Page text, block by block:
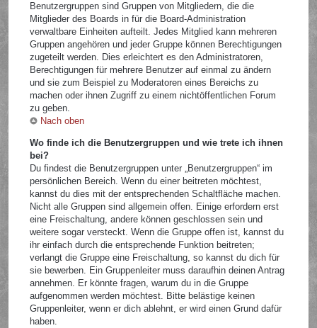
Benutzergruppen sind Gruppen von Mitgliedern, die die
Mitglieder des Boards in für die Board-Administration
verwaltbare Einheiten aufteilt. Jedes Mitglied kann mehreren
Gruppen angehören und jeder Gruppe können Berechtigungen
zugeteilt werden. Dies erleichtert es den Administratoren,
Berechtigungen für mehrere Benutzer auf einmal zu ändern
und sie zum Beispiel zu Moderatoren eines Bereichs zu
machen oder ihnen Zugriff zu einem nichtöffentlichen Forum
zu geben.
Nach oben
Wo finde ich die Benutzergruppen und wie trete ich ihnen
bei?
Du findest die Benutzergruppen unter „Benutzergruppen“ im
persönlichen Bereich. Wenn du einer beitreten möchtest,
kannst du dies mit der entsprechenden Schaltfläche machen.
Nicht alle Gruppen sind allgemein offen. Einige erfordern erst
eine Freischaltung, andere können geschlossen sein und
weitere sogar versteckt. Wenn die Gruppe offen ist, kannst du
ihr einfach durch die entsprechende Funktion beitreten;
verlangt die Gruppe eine Freischaltung, so kannst du dich für
sie bewerben. Ein Gruppenleiter muss daraufhin deinen Antrag
annehmen. Er könnte fragen, warum du in die Gruppe
aufgenommen werden möchtest. Bitte belästige keinen
Gruppenleiter, wenn er dich ablehnt, er wird einen Grund dafür
haben.